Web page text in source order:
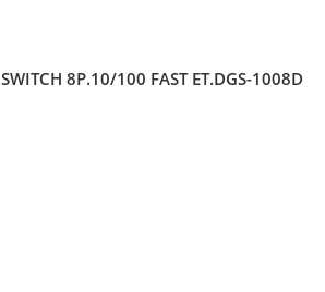
SWITCH 8P.10/100 FAST ET.DGS-1008D